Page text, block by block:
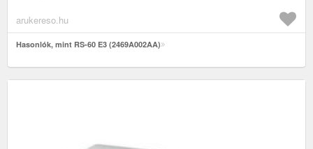
arukereso.hu
Hasonlók, mint RS-60 E3 (2469A002AA)